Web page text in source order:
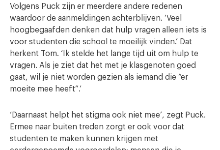
Volgens Puck zijn er meerdere andere redenen
waardoor de aanmeldingen achterblijven. ‘Veel
hoogbegaafden denken dat hulp vragen alleen iets is
voor studenten die school te moeilijk vinden.’ Dat
herkent Tom. ‘Ik stelde het lange tijd uit om hulp te
vragen. Als je ziet dat het met je klasgenoten goed
gaat, wil je niet worden gezien als iemand die “er
moeite mee heeft”.’
‘Daarnaast helpt het stigma ook niet mee’, zegt Puck.
Ermee naar buiten treden zorgt er ook voor dat
studenten te maken kunnen krijgen met